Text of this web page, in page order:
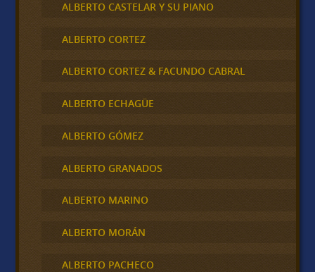
ALBERTO CASTELAR Y SU PIANO
ALBERTO CORTEZ
ALBERTO CORTEZ & FACUNDO CABRAL
ALBERTO ECHAGÜE
ALBERTO GÓMEZ
ALBERTO GRANADOS
ALBERTO MARINO
ALBERTO MORÁN
ALBERTO PACHECO